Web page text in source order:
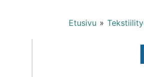
Etusivu »